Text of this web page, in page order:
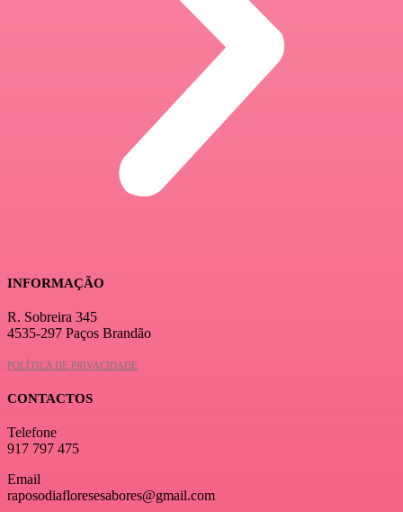
INFORMAÇÃO
R. Sobreira 345
4535-297 Paços Brandão
POLÍTICA DE PRIVACIDADE
CONTACTOS
Telefone
917 797 475
Email
raposodiafloresesabores@gmail.com